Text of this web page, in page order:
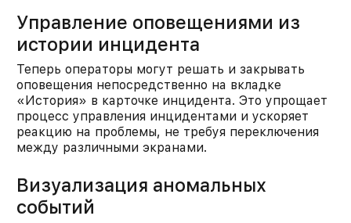
Управление оповещениями из
истории инцидента
Теперь операторы могут решать и закрывать
оповещения непосредственно на вкладке
«История» в карточке инцидента. Это упрощает
процесс управления инцидентами и ускоряет
реакцию на проблемы, не требуя переключения
между различными экранами.​
Визуализация аномальных
событий